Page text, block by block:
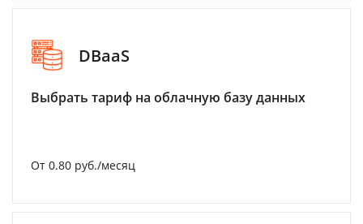
DBaaS
Выбрать тариф на облачную базу данных
От 0.80 руб./месяц